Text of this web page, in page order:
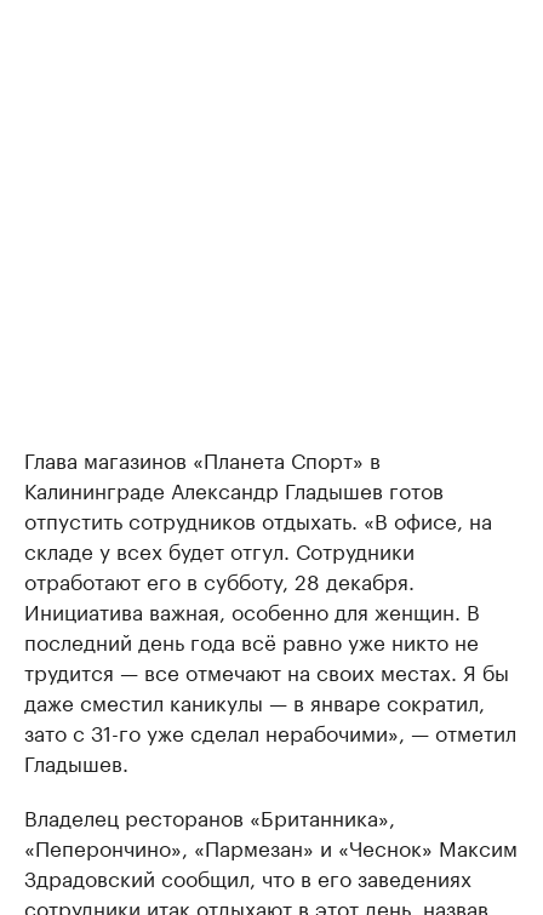
Глава магазинов «Планета Спорт» в
Калининграде Александр Гладышев готов
отпустить сотрудников отдыхать. «В офисе, на
складе у всех будет отгул. Сотрудники
отработают его в субботу, 28 декабря.
Инициатива важная, особенно для женщин. В
последний день года всё равно уже никто не
трудится — все отмечают на своих местах. Я бы
даже сместил каникулы — в январе сократил,
зато с 31-го уже сделал нерабочими», — отметил
Гладышев.
Владелец ресторанов «Британника»,
«Пеперончино», «Пармезан» и «Чеснок» Максим
Здрадовский сообщил, что в его заведениях
сотрудники итак отдыхают в этот день, назвав